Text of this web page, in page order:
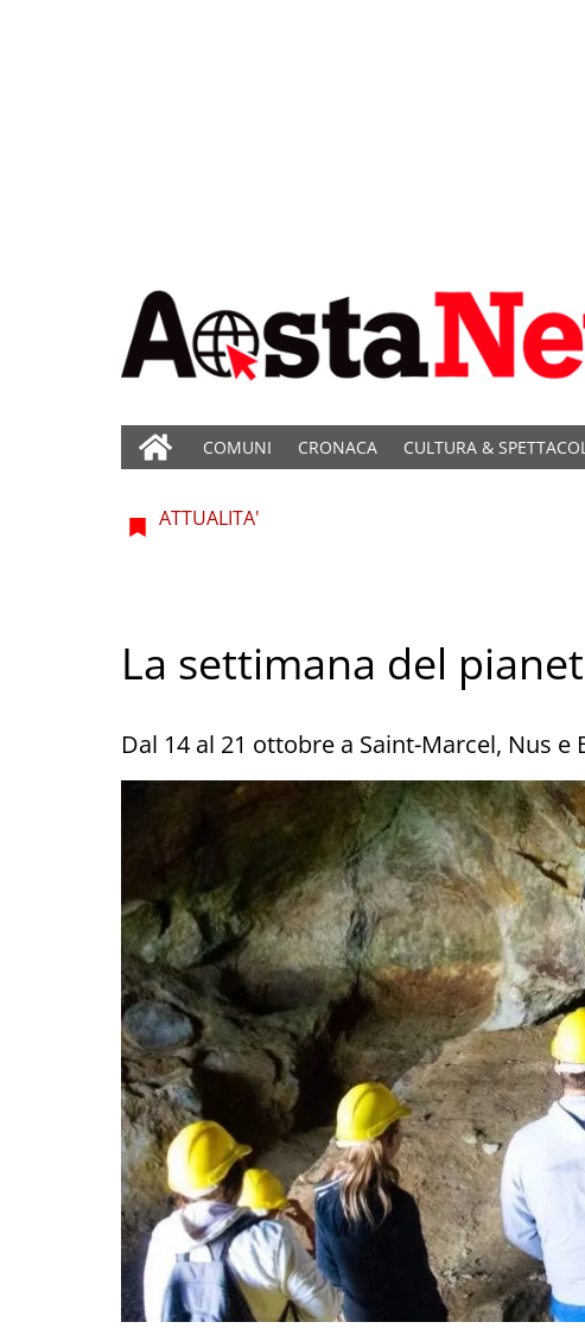
COMUNI CRONACA CULTURA &
ATTUALITA'
La settimana del
Dal 14 al 21 ottobre a Saint-Marcel, Nus e